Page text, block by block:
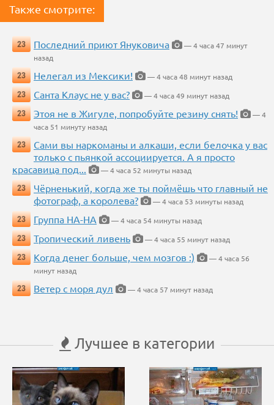
Также смотрите:
23 Последний приют Януковича
— 4 часа 47 минут
назад
23
Нелегал из Мексики!
— 4 часа 48 минут назад
23
Санта Клаус не у вас?
— 4 часа 49 минут назад
23
Этоя не в Жигуле, попробуйте резину снять!
— 4
часа 51 минуту назад
23
Сами вы наркоманы и алкаши, если белочка у вас
только с пьянкой ассоциируется. А я просто
красавица под...
— 4 часа 52 минуты назад
23
Чёрненький, когда же ты поймёшь что главный не
фотограф, а королева?
— 4 часа 53 минуты назад
23
Группа НА-НА
— 4 часа 54 минуты назад
23
Тропический ливень
— 4 часа 55 минут назад
23
Когда денег больше, чем мозгов :)
— 4 часа 56
минут назад
23
Ветер с моря дул — 4 часа 57 минут назад
Лучшее в категории